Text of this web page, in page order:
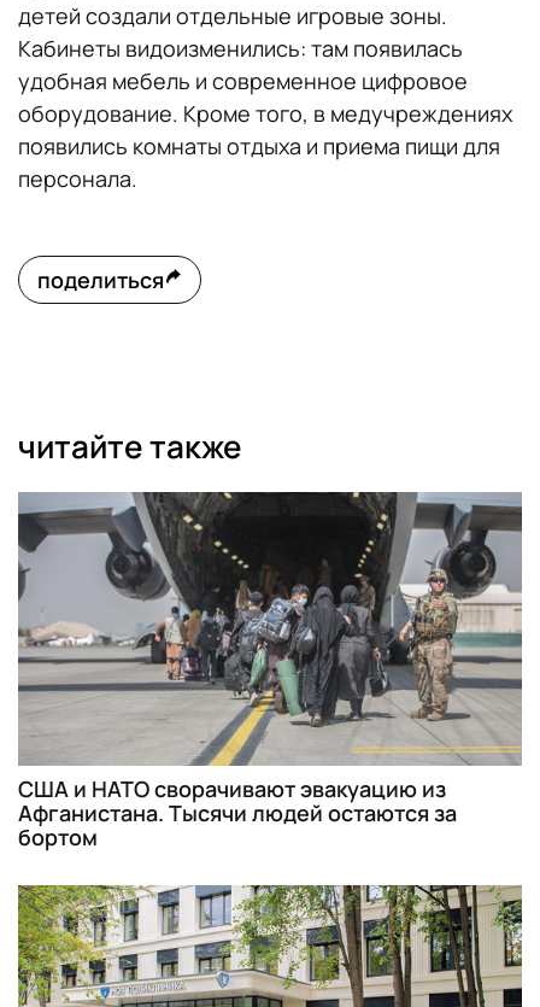
детей создали отдельные игровые зоны.
Кабинеты видоизменились: там появилась
удобная мебель и современное цифровое
оборудование. Кроме того, в медучреждениях
появились комнаты отдыха и приема пищи для
персонала.
поделиться
читайте также
США и НАТО сворачивают эвакуацию из
Афганистана. Тысячи людей остаются за
бортом